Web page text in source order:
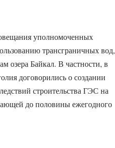
уполномоченных
трансграничных вод,
озера Байкал. В частности, в
договорились о создании
строительства ГЭС на
до половины ежегодного